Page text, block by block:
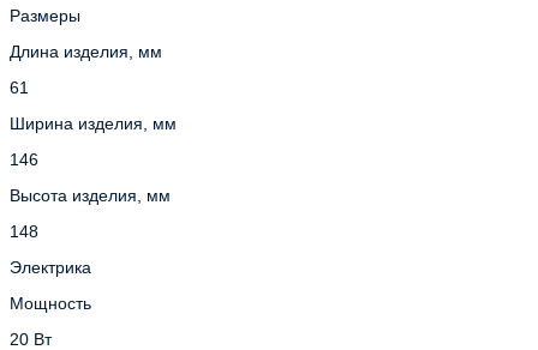
Размеры
Длина изделия, мм
61
Ширина изделия, мм
146
Высота изделия, мм
148
Электрика
Мощность
20 Вт